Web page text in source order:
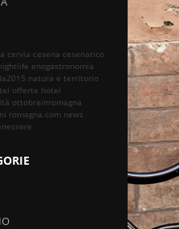
cervia cesena cesenatico
enogastronomia
natura e territorio
offerte hotel
ottobreinromagna
romagna.com news